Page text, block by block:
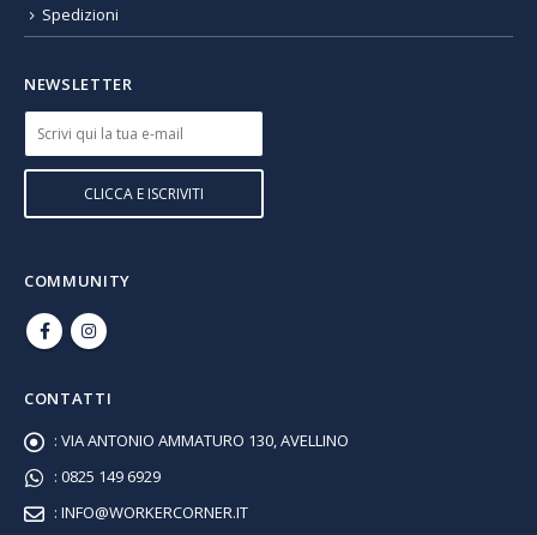
Spedizioni
NEWSLETTER
COMMUNITY
CONTATTI
: VIA ANTONIO AMMATURO 130, AVELLINO
: 0825 149 6929
: INFO@WORKERCORNER.IT